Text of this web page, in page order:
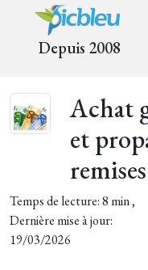
Depuis 2008
Achat
et
Temps de lecture: 8 min ,
Dernière mise à jour:
19/03/2026